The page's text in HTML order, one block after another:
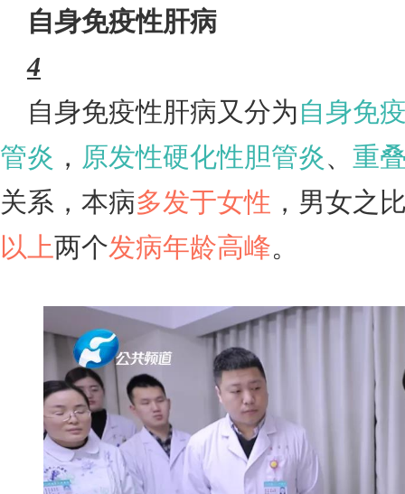
自身免疫性肝病
4
自身免疫性肝病又分为自身免
管炎 ， 原发性硬化性胆管炎、 重
关系，本病多发于女性 ，男女之
以上两个发病年龄高峰。